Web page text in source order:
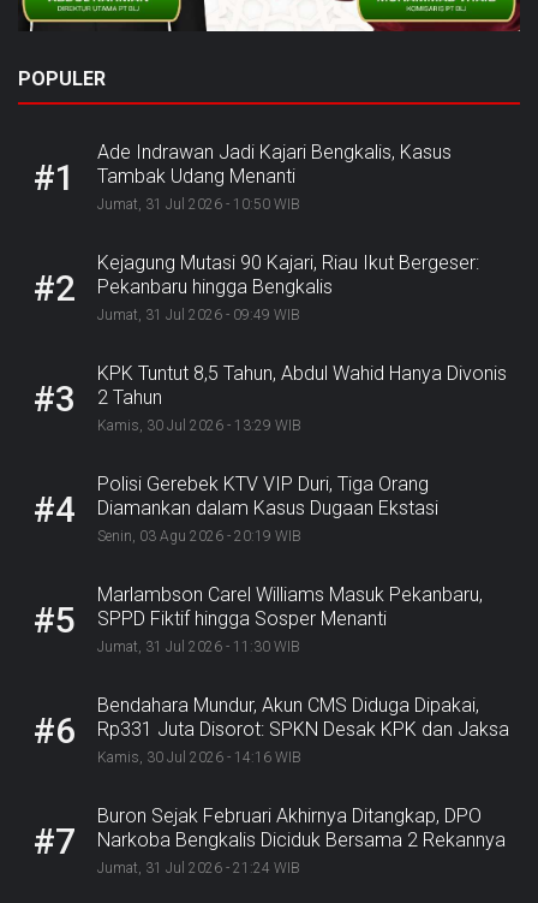
POPULER
#1
Ade Indrawan Jadi Kajari Bengkalis, Kasus
Tambak Udang Menanti
Jumat, 31 Jul 2026 - 10:50 WIB
#2
Kejagung Mutasi 90 Kajari, Riau Ikut Bergeser:
Pekanbaru hingga Bengkalis
Jumat, 31 Jul 2026 - 09:49 WIB
#3
KPK Tuntut 8,5 Tahun, Abdul Wahid Hanya Divonis
2 Tahun
Kamis, 30 Jul 2026 - 13:29 WIB
#4
Polisi Gerebek KTV VIP Duri, Tiga Orang
Diamankan dalam Kasus Dugaan Ekstasi
Senin, 03 Agu 2026 - 20:19 WIB
#5
Marlambson Carel Williams Masuk Pekanbaru,
SPPD Fiktif hingga Sosper Menanti
Jumat, 31 Jul 2026 - 11:30 WIB
#6
Bendahara Mundur, Akun CMS Diduga Dipakai,
Rp331 Juta Disorot: SPKN Desak KPK dan Jaksa
Bergerak
Kamis, 30 Jul 2026 - 14:16 WIB
#7
Buron Sejak Februari Akhirnya Ditangkap, DPO
Narkoba Bengkalis Diciduk Bersama 2 Rekannya
Jumat, 31 Jul 2026 - 21:24 WIB